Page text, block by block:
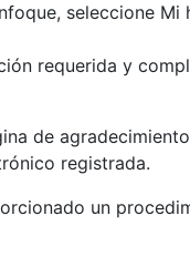
seleccione
requerida y
de
registrada.
un